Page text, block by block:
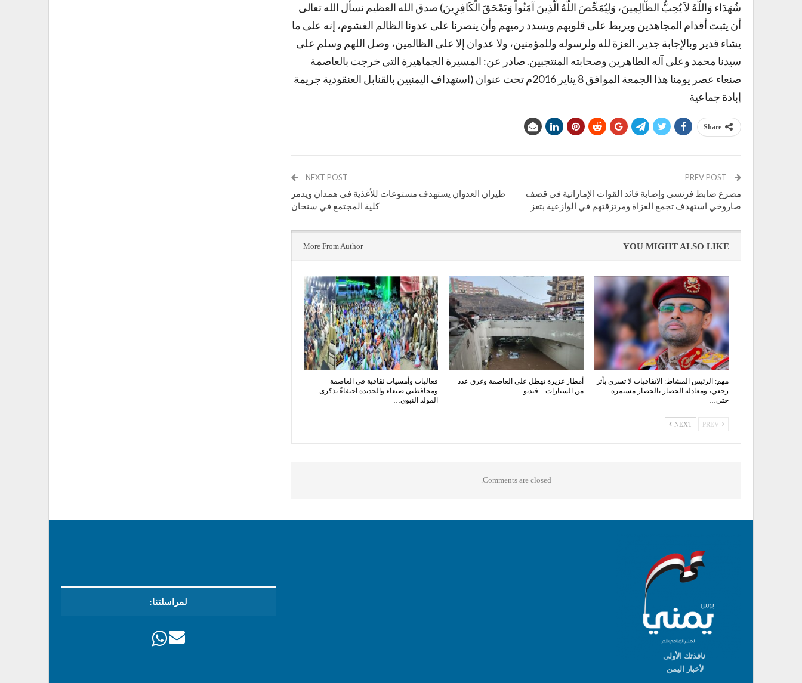
شُهَدَاء وَاللَّهُ لاَ يُحِبُّ الظَّالِمِينَ، وَلِيُمَحِّصَ اللَّهُ الَّذِينَ آمَنُواْ وَيَمْحَقَ الْكَافِرِينَ) صدق الله العظيم نسأل الله تعالى
أن يثبت أقدام المجاهدين ويربط على قلوبهم ويسدد رميهم وأن ينصرنا على عدونا الظالم الغشوم، إنه على ما
يشاء قدير وبالإجابة جدير. العزة لله ولرسوله وللمؤمنين، ولا عدوان إلا على الظالمين، وصل اللهم وسلم على
سيدنا محمد وعلى آله الطاهرين وصحابته المنتجبين. صادر عن: المسيرة الجماهيرة التي خرجت بالعاصمة
صنعاء عصر يومنا هذا الجمعة الموافق 8 يناير 2016م تحت عنوان (استهداف اليمنيين بالقنابل العنقودية جريمة
إبادة جماعية
Share
مصرع ضابط فرنسي وإصابة قائد القوات الإماراتية في قصف
صاروخي استهدف تجمع الغزاة ومرتزقتهم في الوازعية بتعز
NEXT POST
طيران العدوان يستهدف مستوعات للأغذية في همدان ويدمر
كلية المجتمع في سنحان
YOU MIGHT ALSO LIKE
More From Author
مهم: الرئيس المشاط: الاتفاقيات لا تسري بأثر
رجعي، ومعادلة الحصار بالحصار مستمرة
حتى…
أمطار غزيرة تهطل على العاصمة وغرق عدد
من السيارات .. فيديو
فعاليات وأمسيات ثقافية في العاصمة
ومحافظتي صنعاء والحديدة احتفاءً بذكرى
المولد النبوي…
NEXT
Comments are closed.
نافذتك الأولى
لأخبار اليمن
لمراسلتنا: